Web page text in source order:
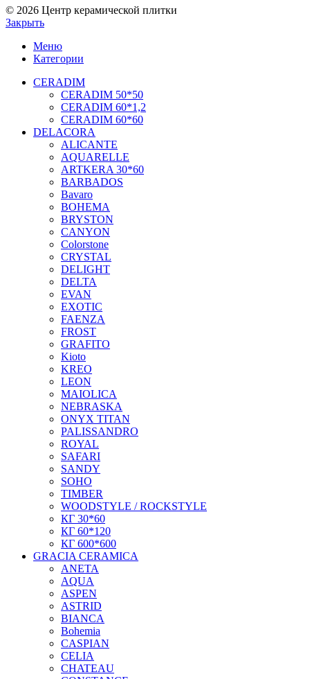
© 2026 Центр керамической плитки
Закрыть
Меню
Категории
CERADIM
CERADIM 50*50
CERADIM 60*1,2
CERADIM 60*60
DELACORA
ALICANTE
AQUARELLE
ARTKERA 30*60
BARBADOS
Bavaro
BOHEMA
BRYSTON
CANYON
Colorstone
CRYSTAL
DELIGHT
DELTA
EVAN
EXOTIC
FAENZA
FROST
GRAFITO
Kioto
KREO
LEON
MAIOLICA
NEBRASKA
ONYX TITAN
PALISSANDRO
ROYAL
SAFARI
SANDY
SOHO
TIMBER
WOODSTYLE / ROCKSTYLE
КГ 30*60
КГ 60*120
КГ 600*600
GRACIA CERAMICA
ANETA
AQUA
ASPEN
ASTRID
BIANCA
Bohemia
CASPIAN
CELIA
CHATEAU